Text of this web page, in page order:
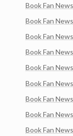
Book Fan
Book Fan
Book Fan
Book Fan
Book Fan
Book Fan
Book Fan
Book Fan
Book Fan